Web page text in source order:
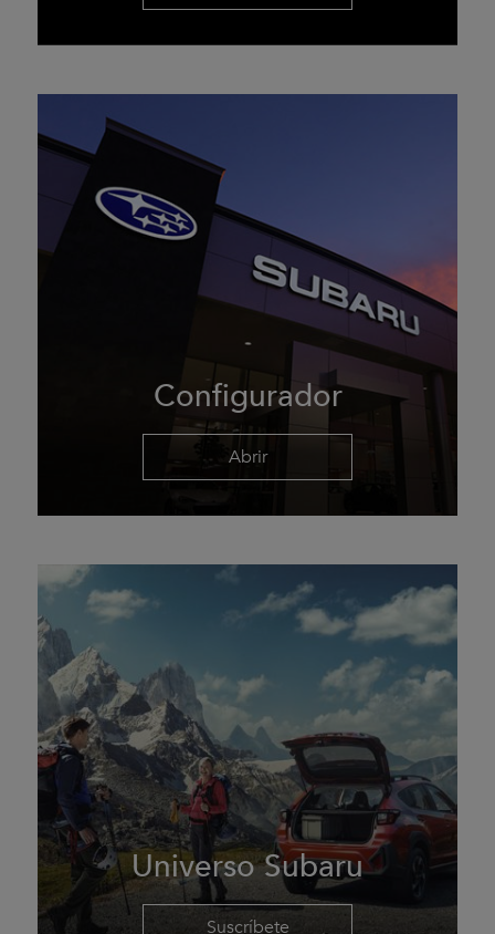
Configurador
Abrir
Universo Subaru
Suscríbete